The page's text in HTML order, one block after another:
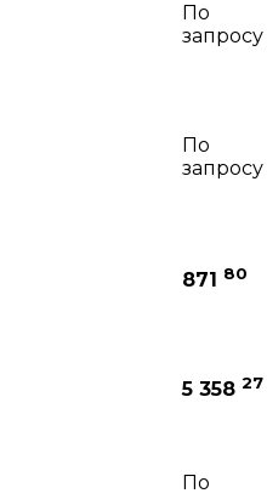
По
запросу
По
запросу
871 80
5 358 27
По